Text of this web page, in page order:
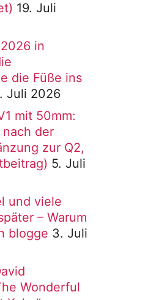
19. Juli
in
die Füße ins
Juli 2026
mit 50mm:
der
zur Q2,
5. Juli
und viele
– Warum
blogge 3. Juli
Wonderful